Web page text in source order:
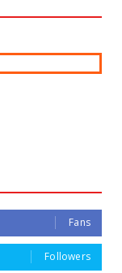
Fans
Followers